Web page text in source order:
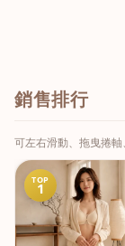
銷售排行
可左右滑動、拖曳捲
TOP
1